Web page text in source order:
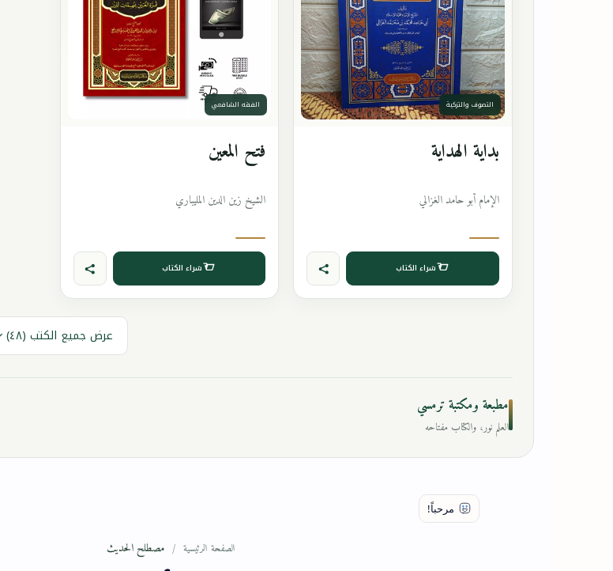
التصوف والتزكية
بداية الهداية
الإمام أبو حامد الغزالي
شراء الكتاب
الفقه الشافعي
فتح المعين
الشيخ زين الدين المليباري
شراء الكتاب
عرض جميع الكتب (٤٨)
مطبعة ومكتبة ترمسي
العلم نور، والكتاب مفتاحه
الصفحة الرئيسية مصطلح الحديث